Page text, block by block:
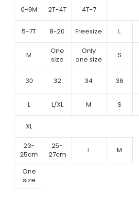
0-9M 2T-4T 4T-7
5-7T 8-20 Freesize L
M
One
size
Only
one size
S
30 32 34 36
L L/XL M S
XL
23-
25cm
25-
27cm
L M
One
size